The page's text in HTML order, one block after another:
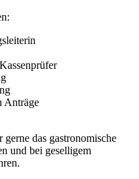
Anträge
das gastronomische
und bei geselligem